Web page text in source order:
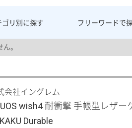
ゴリ別に探す フリーワードで
。
会社イングレム
wish4 耐衝撃 手帳型レザー
Durable